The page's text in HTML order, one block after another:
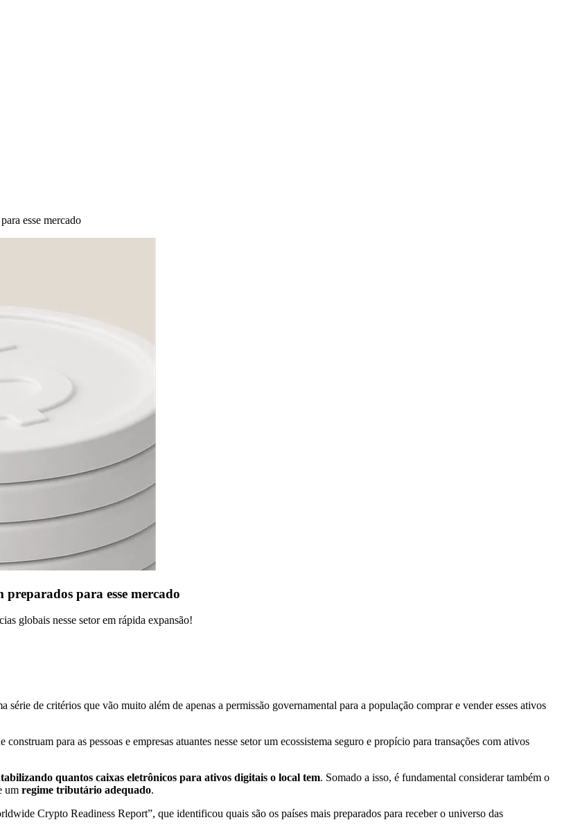
esse mercado
preparados para esse mercado
globais nesse setor em rápida expansão!
série de critérios que vão muito além de apenas a permissão governamental para a população comprar e vender esses ativos
construam para as pessoas e empresas atuantes nesse setor um ecossistema seguro e propício para transações com ativos
quantos caixas eletrônicos para ativos digitais o local tem. Somado a isso, é fundamental considerar também o
um regime tributário adequado.
Crypto Readiness Report”, que identificou quais são os países mais preparados para receber o universo das